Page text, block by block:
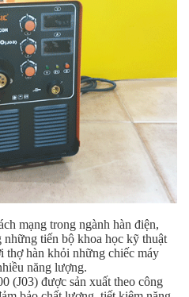
mạng trong ngành hàn điện,
những tiến bộ khoa học kỹ thuật
thợ hàn khỏi những chiếc máy
năng lượng.
(J03) được sản xuất theo công